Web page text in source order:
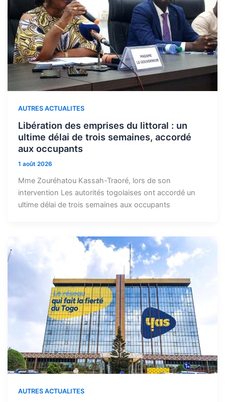
AUTRES ACTUALITES
Libération des emprises du littoral : un
ultime délai de trois semaines, accordé
aux occupants
1 août 2026
Mme Zouréhatou Kassah-Traoré, lors de son
intervention Les autorités togolaises ont accordé un
ultime délai de trois semaines aux occupants
AUTRES ACTUALITES